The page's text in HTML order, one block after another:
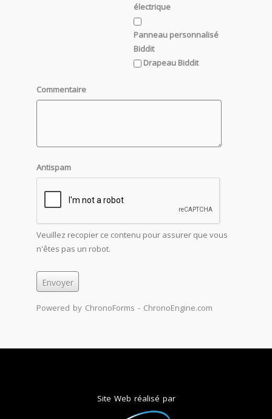
électrique
Panneau personnalisé
Biddit
Drapeau Biddit
Commentaire
Antispam
Veuillez recopier ce contenu pour assurer que vous
n'êtes pas un robot.
Powered by ChronoForms - ChronoEngine.com
Site Web réalisé par